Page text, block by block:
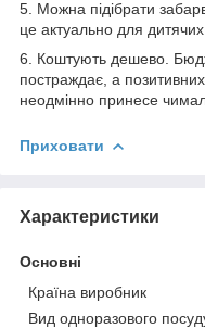
5. Можна підібрати
це актуально для дитячих
6. Коштують дешево.
постраждає, а
неодмінно принесе
Приховати
Характеристики
Основні
Країна виробник
Вид одноразового